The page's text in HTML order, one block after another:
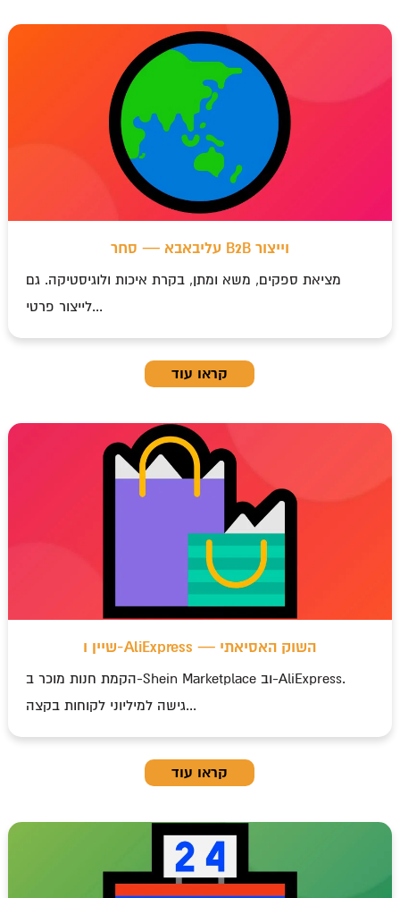
עליבאבא — סחר B2B וייצור
מציאת ספקים, משא ומתן, בקרת איכות ולוגיסטיקה. גם
לייצור פרטי...
קראו עוד
שיין ו-AliExpress — השוק האסיאתי
הקמת חנות מוכר ב-Shein Marketplace וב-AliExpress.
גישה למיליוני לקוחות בקצה...
קראו עוד